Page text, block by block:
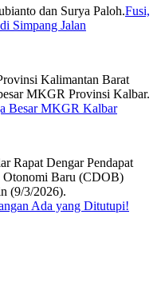
Fusi,
Simpang Jalan
Besar MKGR Kalbar
Ada yang Ditutupi!